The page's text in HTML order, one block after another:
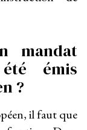
mandat
émis
?
il faut que